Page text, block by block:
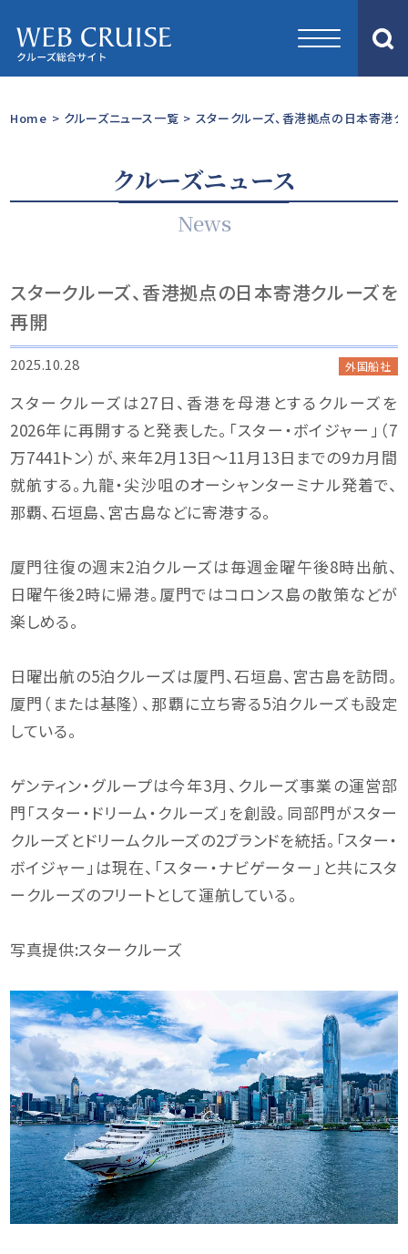
Home > クルーズニュース一覧 > スタークルーズ、香港拠点の日本寄港
クルーズニュース
News
スタークルーズ、香港拠点の日本寄港クルーズを
再開
2025.10.28 外国船社
スタークルーズは27日、香港を母港とするクルーズを
2026年に再開すると発表した。「スター・ボイジャー」（7
万7441トン）が、来年2月13日〜11月13日までの9カ月間
就航する。九龍・尖沙咀のオーシャンターミナル発着で、
那覇、石垣島、宮古島などに寄港する。
厦門往復の週末2泊クルーズは毎週金曜午後8時出航、
日曜午後2時に帰港。厦門ではコロンス島の散策などが
楽しめる。
日曜出航の5泊クルーズは厦門、石垣島、宮古島を訪問。
厦門（または基隆）、那覇に立ち寄る5泊クルーズも設定
している。
ゲンティン・グループは今年3月、クルーズ事業の運営部
門「スター・ドリーム・クルーズ」を創設。同部門がスター
クルーズとドリームクルーズの2ブランドを統括。「スター・
ボイジャー」は現在、「スター・ナビゲーター」と共にスタ
ークルーズのフリートとして運航している。
写真提供:スタークルーズ